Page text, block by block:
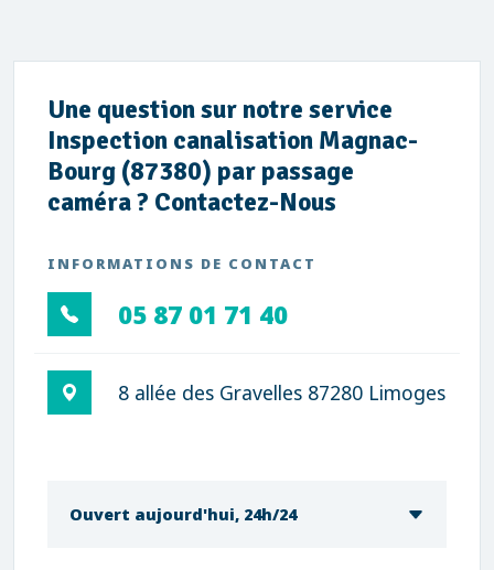
Une question sur notre service
Inspection canalisation Magnac-
Bourg (87380) par passage
caméra ? Contactez-Nous
INFORMATIONS DE CONTACT
05 87 01 71 40
8 allée des Gravelles 87280 Limoges
Ouvert aujourd'hui, 24h/24